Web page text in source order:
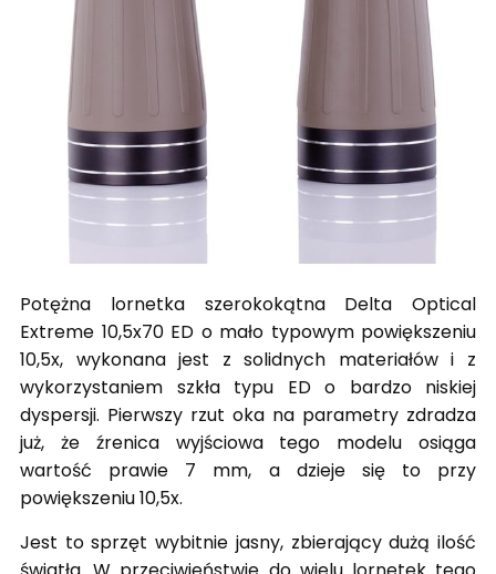
Potężna lornetka szerokokątna Delta Optical
Extreme 10,5x70 ED o mało typowym powiększeniu
10,5x, wykonana jest z solidnych materiałów i z
wykorzystaniem szkła typu ED o bardzo niskiej
dyspersji. Pierwszy rzut oka na parametry zdradza
już, że źrenica wyjściowa tego modelu osiąga
wartość prawie 7 mm, a dzieje się to przy
powiększeniu 10,5x.
Jest to sprzęt wybitnie jasny, zbierający dużą ilość